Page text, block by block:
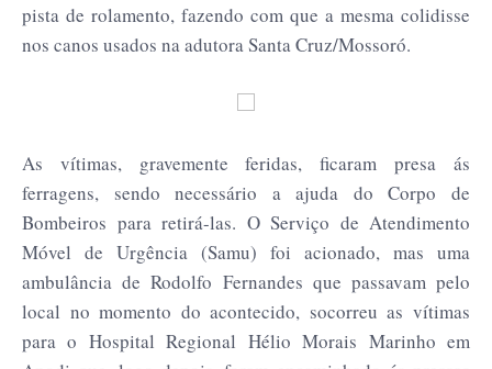
pista de rolamento, fazendo com que a mesma colidisse
nos canos usados na adutora Santa Cruz/Mossoró.
As vítimas, gravemente feridas, ficaram presa ás
ferragens, sendo necessário a ajuda do Corpo de
Bombeiros para retirá-las. O Serviço de Atendimento
Móvel de Urgência (Samu) foi acionado, mas uma
ambulância de Rodolfo Fernandes que passavam pelo
local no momento do acontecido, socorreu as vítimas
para o Hospital Regional Hélio Morais Marinho em